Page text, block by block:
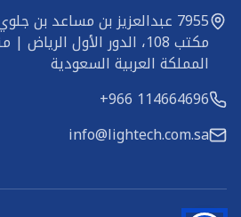
7955 عبدالعزيز بن مساعد بن
مكتب 108، الدور الأول
المملكة العربية السعودية
+966 114664696
info@lightech.com.sa